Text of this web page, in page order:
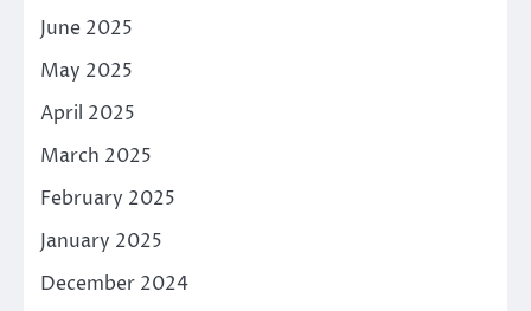
June 2025
May 2025
April 2025
March 2025
February 2025
January 2025
December 2024